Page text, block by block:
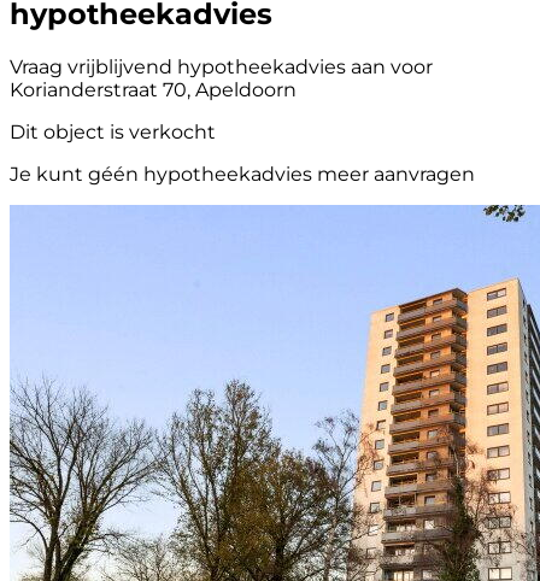
hypotheekadvies
Vraag vrijblijvend hypotheekadvies aan voor
Korianderstraat 70, Apeldoorn
Dit object is verkocht
Je kunt géén hypotheekadvies meer aanvragen